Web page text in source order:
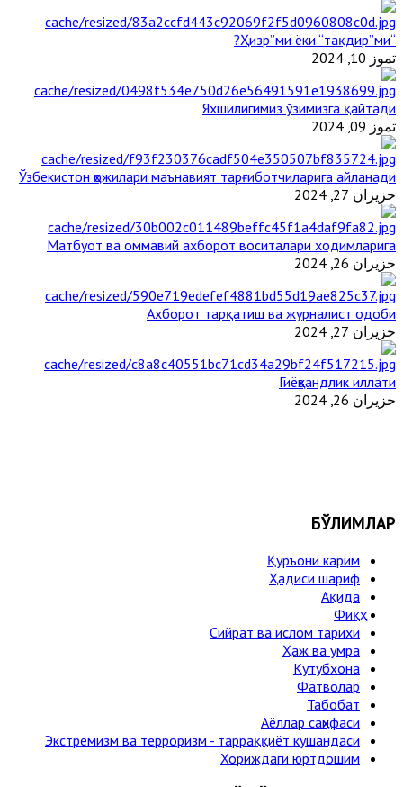
“Ҳизр”ми ёки “тақдир”ми?
تموز 10, 2024
Яхшилигимиз ўзимизга қайтади
تموز 09, 2024
Ўзбекистон ҳожилари маънавият тарғиботчиларига айланади
حزيران 27, 2024
Матбуот ва оммавий ахборот воситалари ходимларига
حزيران 26, 2024
Ахборот тарқатиш ва журналист одоби
حزيران 27, 2024
Гиёҳвандлик иллати
حزيران 26, 2024
БЎЛИМЛАР
Қуръони карим
Ҳадиси шариф
Ақида
Фиқҳ
Сийрат ва ислом тарихи
Ҳаж ва умра
Кутубхона
Фатволар
Табобат
Аёллар саҳифаси
Экстремизм ва терроризм - тарраққиёт кушандаси
Хориждаги юртдошим